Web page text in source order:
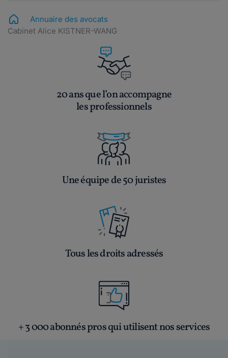
Annuaire des avocats
Cabinet Alice KISTNER-WANG
20 ans que l’on accompagne
les professionnels
Une équipe de 50 juristes
Tous les droits adressés
+ 3 000 abonnés pros qui utilisent nos services